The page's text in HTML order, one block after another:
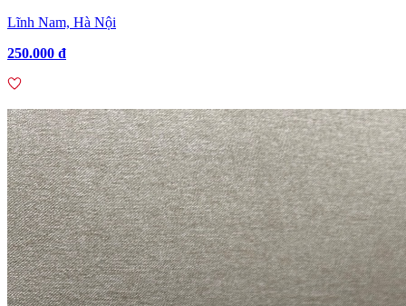
Lĩnh Nam, Hà Nội
250.000 đ